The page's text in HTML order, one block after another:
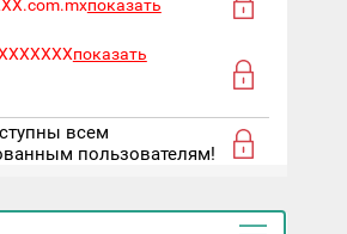
показать
показать
всем
пользователям!